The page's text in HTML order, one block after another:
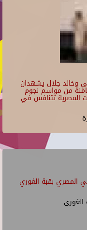
وخالد جلال يشهدان
من مواسم نجوم
من الجامعات المصرية تتنافس في
المصري بقبة الغوري
الغورى